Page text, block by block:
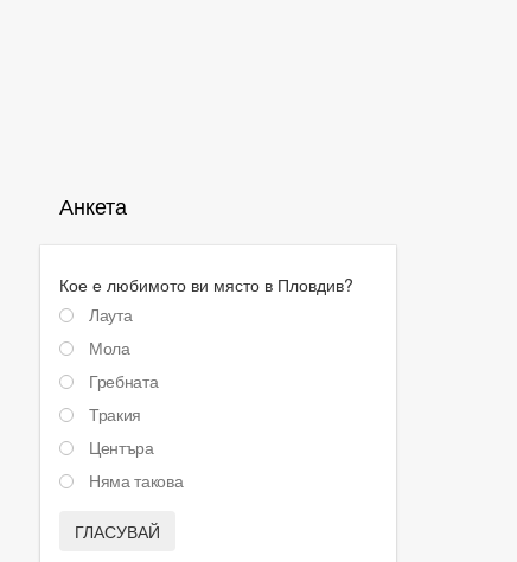
Анкета
Кое е любимото ви място в Пловдив?
Лаута
Мола
Гребната
Тракия
Центъра
Няма такова
ГЛАСУВАЙ